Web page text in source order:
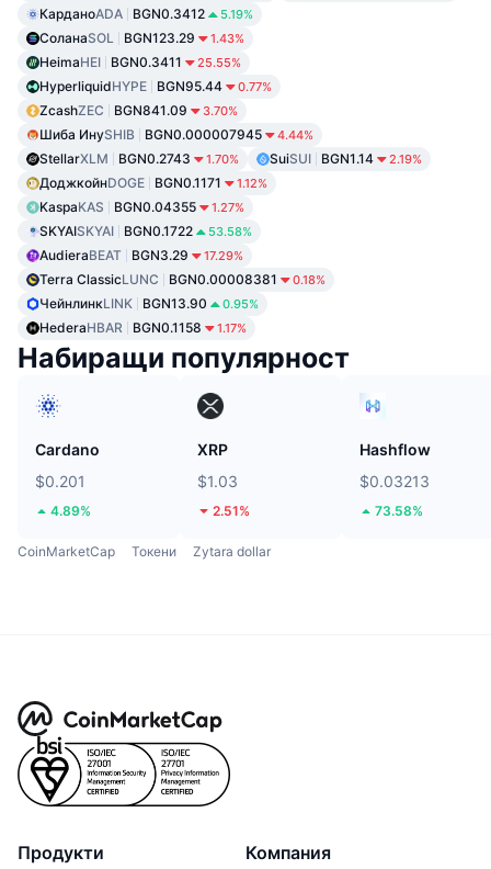
КарданоADA BGN0.3412 5.19%
СоланаSOL BGN123.29 1.43%
HeimaHEI BGN0.3411 25.55%
HyperliquidHYPE BGN95.44 0.77%
ZcashZEC BGN841.09 3.70%
Шиба ИнуSHIB BGN0.000007945 4.44%
StellarXLM BGN0.2743 1.70% SuiSUI BGN1.14 2.19%
ДоджкойнDOGE BGN0.1171 1.12%
KaspaKAS BGN0.04355 1.27%
SKYAISKYAI BGN0.1722 53.58%
AudieraBEAT BGN3.29 17.29%
Terra ClassicLUNC BGN0.00008381 0.18%
ЧейнлинкLINK BGN13.90 0.95%
HederaHBAR BGN0.1158 1.17%
Набиращи популярност
Cardano
$0.201
4.89%
XRP
$1.03
2.51%
Hashflow
$0.03213
73.58%
CoinMarketCap Токени Zytara dollar
Продукти Компания